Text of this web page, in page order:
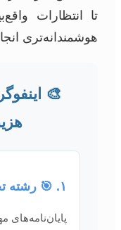
تا انتظارات
هوشمندانه‌تری
🎨
۱. 🎯 رشته تحصیلی و پیچیدگی موضوع: